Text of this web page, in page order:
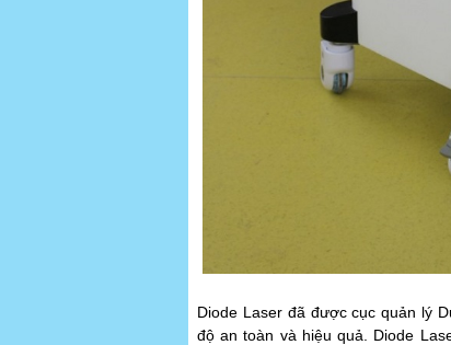
Diode Laser đã được cục quản lý
độ an toàn và hiệu quả. Diode